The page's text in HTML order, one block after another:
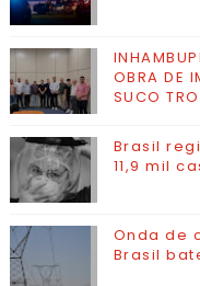
OBRA DE
SUCO
Brasil
11,9 mil
Onda de
Brasil